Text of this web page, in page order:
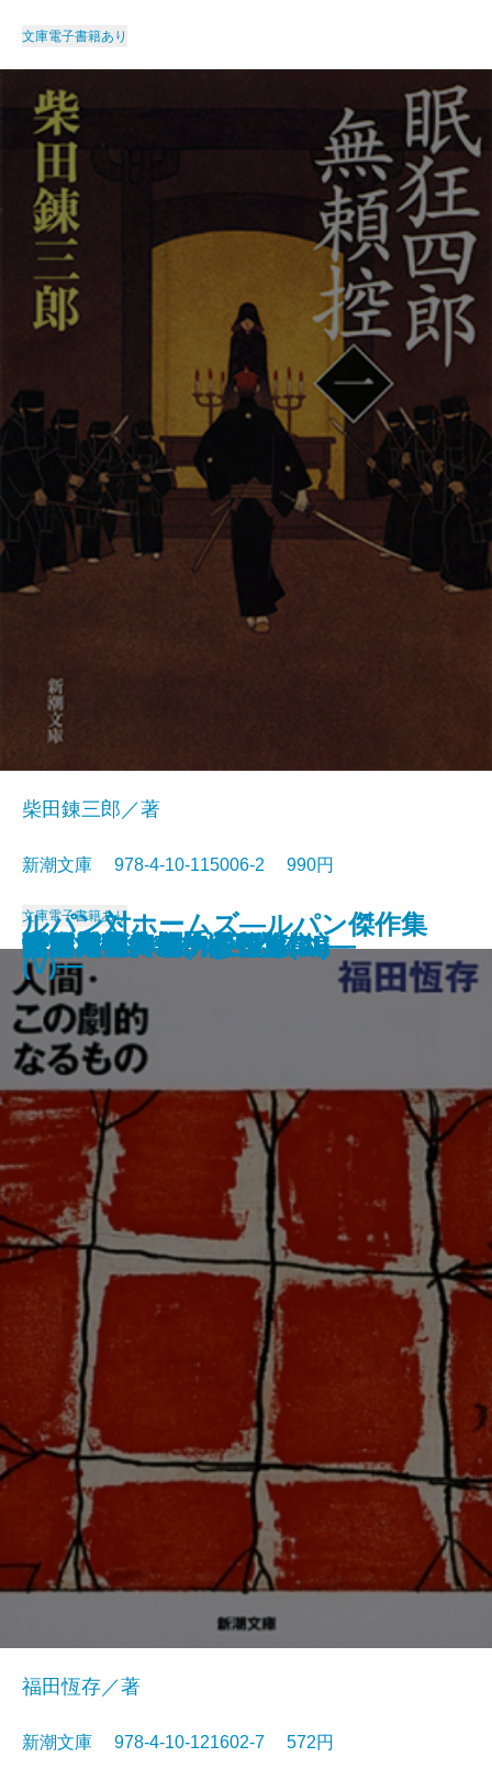
女坂
ぼんち
江戸川乱歩傑作選
駅前旅館
永すぎた春
眠狂四郎無頼控〔五〕
眠狂四郎無頼控〔四〕
眠狂四郎無頼控〔三〕
眠狂四郎無頼控〔二〕
文庫電子書籍あり
眠狂四郎無頼控〔一〕
柴田錬三郎／著
新潮文庫 978-4-10-115006-2 990円
文庫電子書籍あり
人間・この劇的なるもの
福田恆存／著
新潮文庫 978-4-10-121602-7 572円
ドイル傑作集(III)―恐怖編―
海と毒薬
暖簾
パニック・裸の王様
ルパン対ホームズ―ルパン傑作集
(V)―
青い鳥
白い人・黄色い人
奇岩城―ルパン傑作集(III)―
雨・赤毛―モーム短篇集I―